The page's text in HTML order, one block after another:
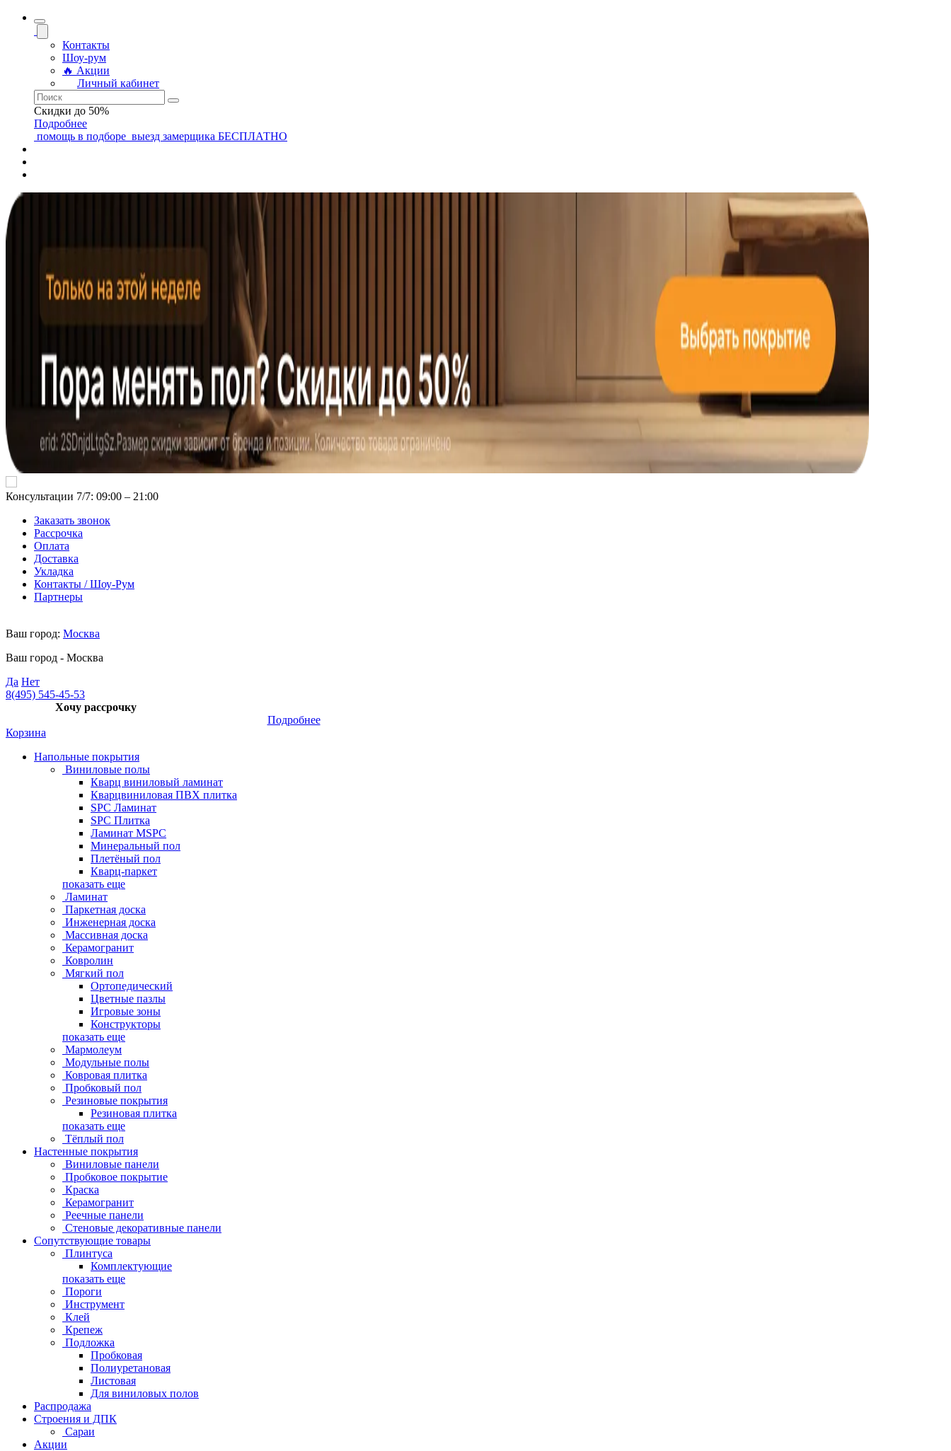
Контакты
Шоу-рум
🔥 Акции
Личный кабинет
Скидки до 50%
Подробнее
помощь в подборе выезд замерщика БЕСПЛАТНО
Консультации 7/7: 09:00 ‒ 21:00
Заказать звонок
Рассрочка
Оплата
Доставка
Укладка
Контакты / Шоу-Рум
Партнеры
Ваш город: Москва
Ваш город - Москва
Да Нет
8(495) 545-45-53
Хочу рассрочку
Подробнее
Корзина
Напольные покрытия
Виниловые полы
Кварц виниловый ламинат
Кварцвиниловая ПВХ плитка
SPC Ламинат
SPC Плитка
Ламинат MSPC
Минеральный пол
Плетёный пол
Кварц-паркет
показать еще
Ламинат
Паркетная доска
Инженерная доска
Массивная доска
Керамогранит
Ковролин
Мягкий пол
Ортопедический
Цветные пазлы
Игровые зоны
Конструкторы
показать еще
Мармолеум
Модульные полы
Ковровая плитка
Пробковый пол
Резиновые покрытия
Резиновая плитка
показать еще
Тёплый пол
Настенные покрытия
Виниловые панели
Пробковое покрытие
Краска
Керамогранит
Реечные панели
Стеновые декоративные панели
Сопутствующие товары
Плинтуса
Комплектующие
показать еще
Пороги
Инструмент
Клей
Крепеж
Подложка
Пробковая
Полиуретановая
Листовая
Для виниловых полов
Распродажа
Строения и ДПК
Сараи
Акции